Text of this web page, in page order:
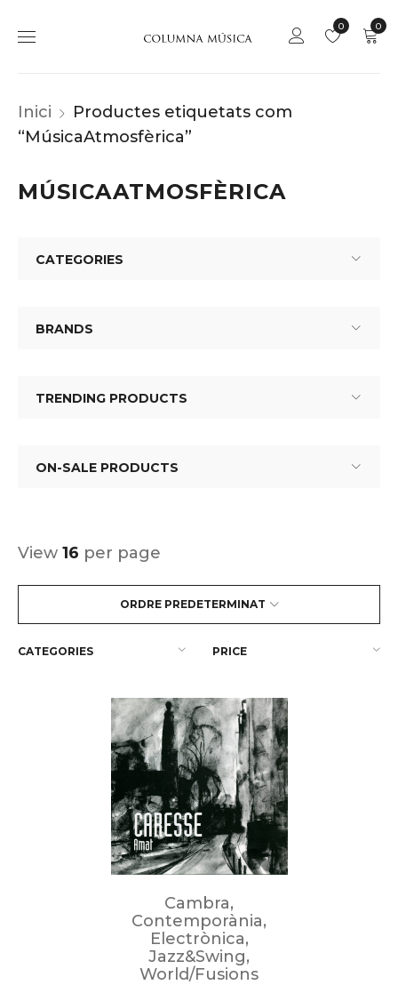
0
0
Inici
Productes etiquetats com
“MúsicaAtmosfèrica”
MÚSICAATMOSFÈRICA
CATEGORIES
BRANDS
TRENDING PRODUCTS
ON-SALE PRODUCTS
ORDRE PREDETERMINAT
View 16 per page
CATEGORIES PRICE
Cambra,
Contemporània,
Electrònica,
Jazz&Swing,
World/Fusions